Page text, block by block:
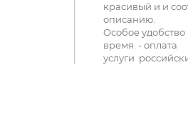
красивый и и
описанию.
Особое
время - оплата
услуги